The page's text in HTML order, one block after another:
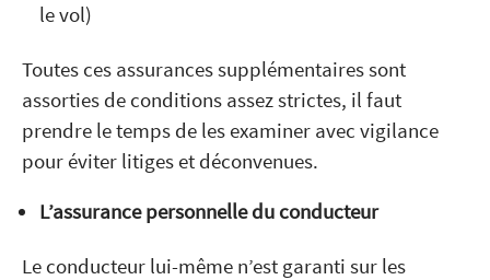
le vol)
Toutes ces assurances supplémentaires sont
assorties de conditions assez strictes, il faut
prendre le temps de les examiner avec vigilance
pour éviter litiges et déconvenues.
L’assurance personnelle du conducteur
Le conducteur lui-même n’est garanti sur les